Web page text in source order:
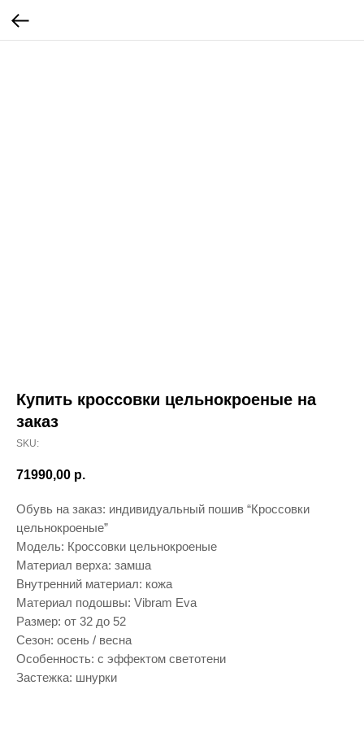
Купить кроссовки цельнокроеные на
заказ
SKU:
71990,00 р.
Обувь на заказ: индивидуальный пошив “Кроссовки
цельнокроеные”
Модель: Кроссовки цельнокроеные
Материал верха: замша
Внутренний материал: кожа
Материал подошвы: Vibram Eva
Размер: от 32 до 52
Сезон: осень / весна
Особенность: с эффектом светотени
Застежка: шнурки